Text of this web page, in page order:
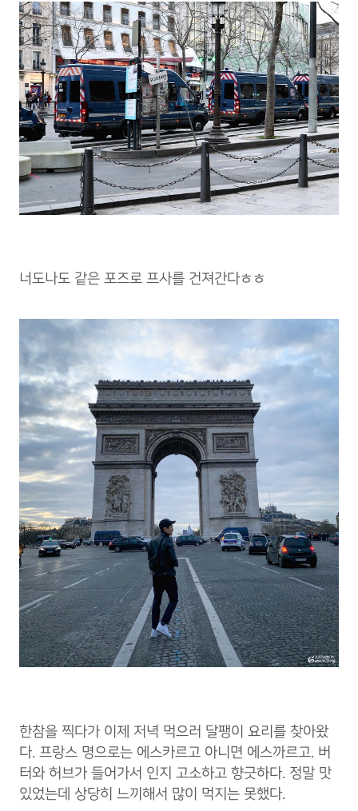
너도나도 같은 포즈로 프사를 건져간다ㅎㅎ
한참을 찍다가 이제 저녁 먹으러 달팽이 요리를 찾아왔
다. 프랑스 명으로는 에스카르고 아니면 에스까르고. 버
터와 허브가 들어가서 인지 고소하고 향긋하다. 정말 맛
있었는데 상당히 느끼해서 많이 먹지는 못했다.